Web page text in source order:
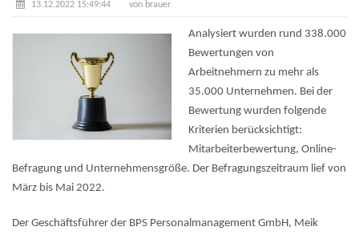
13.12.2022 15:49:44 von brauer
Analysiert wurden rund 338.000
Bewertungen von
Arbeitnehmern zu mehr als
35.000 Unternehmen. Bei der
Bewertung wurden folgende
Kriterien berücksichtigt:
Mitarbeiterbewertung, Online-
Befragung und Unternehmensgröße. Der Befragungszeitraum lief von
März bis Mai 2022.
Der Geschäftsführer der BPS Personalmanagement GmbH, Meik